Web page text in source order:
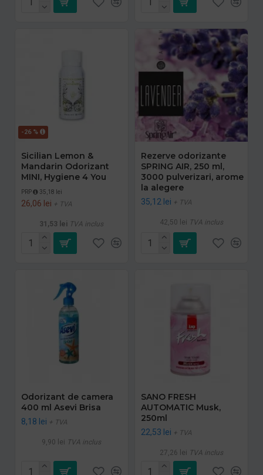
-26 %
Sicilian Lemon &
Mandarin Odorizant
MINI, Hygiene 4 You
PRP 35,18 lei
26,06 lei + TVA
31,53 lei TVA inclus
Rezerve odorizante
SPRING AIR, 250 ml,
3000 pulverizari, arome
la alegere
35,12 lei + TVA
42,50 lei TVA inclus
Odorizant de camera
400 ml Asevi Brisa
8,18 lei + TVA
9,90 lei TVA inclus
SANO FRESH
AUTOMATIC Musk,
250ml
22,53 lei + TVA
27,26 lei TVA inclus